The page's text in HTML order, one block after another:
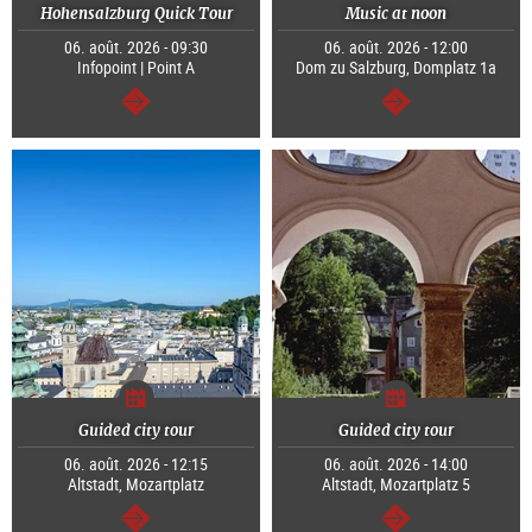
Hohensalzburg Quick Tour
06. août. 2026 - 09:30
Infopoint | Point A
Continuer
Music at noon
06. août. 2026 - 12:00
Dom zu Salzburg, Domplatz 1a
Continuer
Guided city tour
06. août. 2026 - 12:15
Altstadt, Mozartplatz
Guided city tour
06. août. 2026 - 14:00
Altstadt, Mozartplatz 5